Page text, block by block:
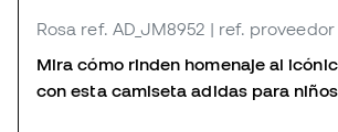
Rosa ref. AD_JM8952 | ref.
Mira cómo rinden homenaje al
con esta camiseta adidas para